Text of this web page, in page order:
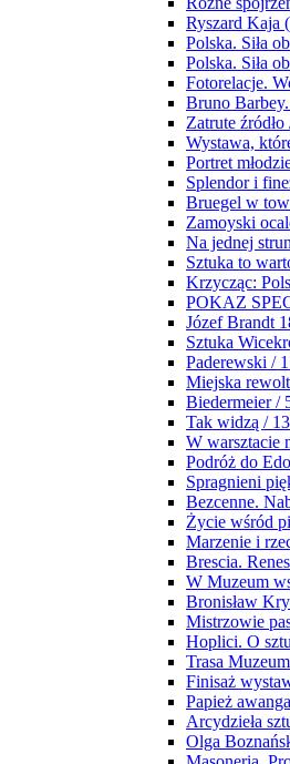
Ryszard Kaja
Polska. Siła
Polska. Siła
Fotorelacje.
Bruno
Zatrute
Wystawa,
Portret
Splendor i
Bruegel w
Zamoyski
Na jednej
Sztuka to
Krzycząc:
POKAZ
Józef Brandt
Sztuka
Paderewski /
Miejska
Biedermeier /
Tak widzą /
W warsztacie
Podróż do
Spragnieni
Bezcenne.
Życie wśród
Marzenie i
Brescia.
W Muzeum
Bronisław
Mistrzowie
Hoplici. O
Trasa
Finisaż
Papież
Arcydzieła
Olga